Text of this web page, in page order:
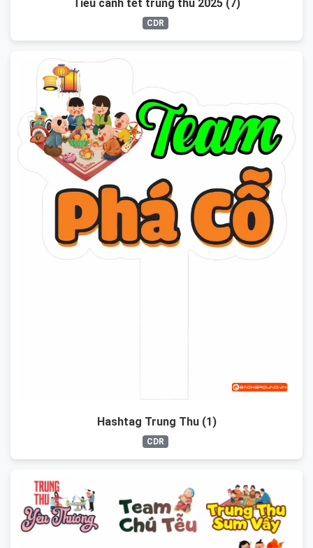
Tiểu cảnh tết trung thu 2025 (7)
CDR
Hashtag Trung Thu (1)
CDR